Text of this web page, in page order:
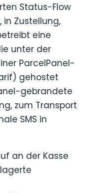
Status-Flow
Zustellung,
eine
unter der
ParcelPanel-
gehostet
gebrandete
zum Transport
SMS in
an der Kasse